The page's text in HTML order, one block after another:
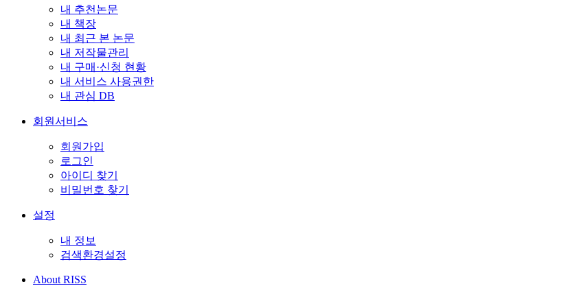
내 추천논문
내 책장
내 최근 본 논문
내 저작물관리
내 구매·신청 현황
내 서비스 사용권한
내 관심 DB
회원서비스
회원가입
로그인
아이디 찾기
비밀번호 찾기
설정
내 정보
검색환경설정
About RISS